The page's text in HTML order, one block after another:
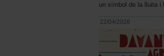
un símbol de la lluita i
22/04/2026